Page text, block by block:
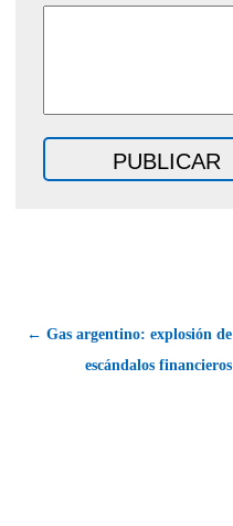
← Gas argentino: explosión de
escándalos financieros